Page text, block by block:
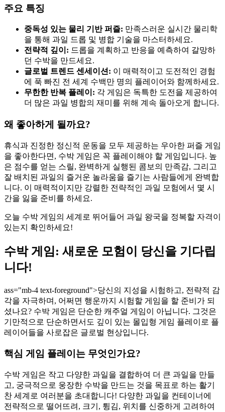
주요 특징
중독성 있는 물리 기반 퍼즐: 만족스러운 실시간 물리학
을 통해 과일 드롭 및 병합 기술을 마스터하세요.
전략적 깊이: 드롭을 계획하고 반응을 예측하여 갈망하
던 수박을 만드세요.
글로벌 트렌드 센세이션: 이 매력적이고 도전적인 경험
에 푹 빠진 전 세계 수백만 명의 플레이어와 함께하세요.
무한한 반복 플레이: 각 게임은 독특한 도전을 제공하여
더 많은 과일 병합의 재미를 위해 계속 돌아오게 합니다.
왜 좋아하게 될까요?
휴식과 진정한 정신적 운동을 모두 제공하는 우아한 퍼즐 게임
을 좋아한다면, 수박 게임은 꼭 플레이해야 할 게임입니다. 높
은 점수를 얻는 스릴, 완벽하게 실행된 콤보의 만족감, 그리고
잘 배치된 과일의 즐거운 놀라움을 즐기는 사람들에게 완벽합
니다. 이 매력적이지만 강렬한 전략적인 과일 모험에서 몇 시
간을 잃을 준비를 하세요.
오늘 수박 게임의 세계로 뛰어들어 과일 왕국을 정복할 자격이
있는지 확인하세요!
수박 게임: 새로운 모험이 당신을 기다립
니다!
ass="mb-4 text-foreground">당신의 지성을 시험하고, 전략적 감
각을 자극하며, 어쩌면 행운까지 시험할 게임을 할 준비가 되
셨나요? 수박 게임은 단순한 캐주얼 게임이 아닙니다. 그것은
기만적으로 단순하면서도 깊이 있는 몰입형 게임 플레이로 플
레이어들을 사로잡은 글로벌 현상입니다.
핵심 게임 플레이는 무엇인가요?
수박 게임은 작고 다양한 과일을 결합하여 더 큰 과일을 만들
고, 궁극적으로 웅장한 수박을 만드는 것을 목표로 하는 활기
찬 세계로 여러분을 초대합니다! 다양한 과일을 컨테이너에
전략적으로 떨어뜨려, 크기, 튕김, 위치를 신중하게 고려하여